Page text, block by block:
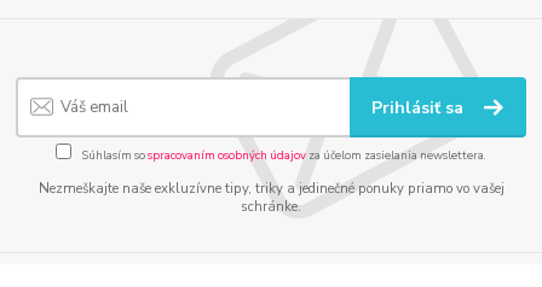
Prihlásiť sa
Súhlasím sospracovaním osobných údajov za účelom zasielania newslettera.
Nezmeškajte naše exkluzívne tipy, triky a jedinečné ponuky priamo vo vašej
schránke.